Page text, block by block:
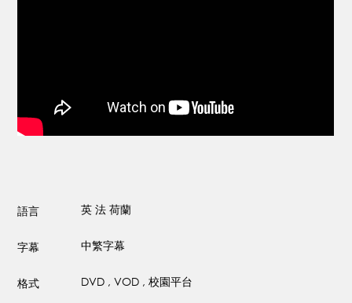
語言 英 法 荷蘭
字幕 中繁字幕
格式 DVD , VOD , 校園平台